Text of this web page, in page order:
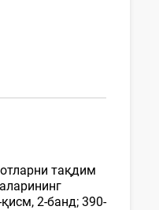
тақдим
2-банд; 390-